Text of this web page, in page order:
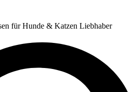
für Hunde & Katzen Liebhaber